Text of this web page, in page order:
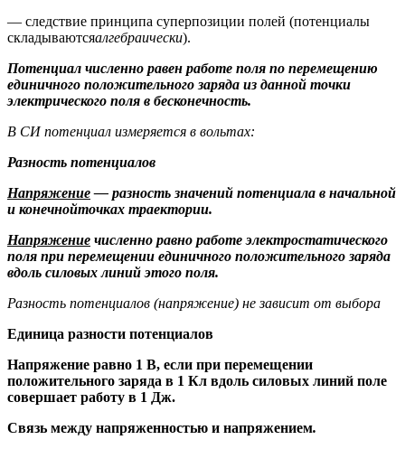
— следствие принци­па суперпозиции полей (потенциалы
складываютсяалгебраически).
Потенциал численно равен работе поля по перемещению
единичного положительного заряда из данной точки
электрического поля в бесконечность.
В СИ потенциал измеряется в вольтах:
Разность потенциалов
Напряжение— разность значений потенциала в начальной
и конечнойточках траектории.
Напряжение численно равно работе электростатического
поля при перемещении единичного положительного заряда
вдоль силовых линий этого поля.
Разность потенциалов (напряжение) не зависит от выбора
Единица разности потенциалов
Напряжение равно 1 В, если при перемещении
положительного заряда в 1 Кл вдоль силовых линий поле
совершает работу в 1 Дж.
Связь между напряженностью и напряжением.